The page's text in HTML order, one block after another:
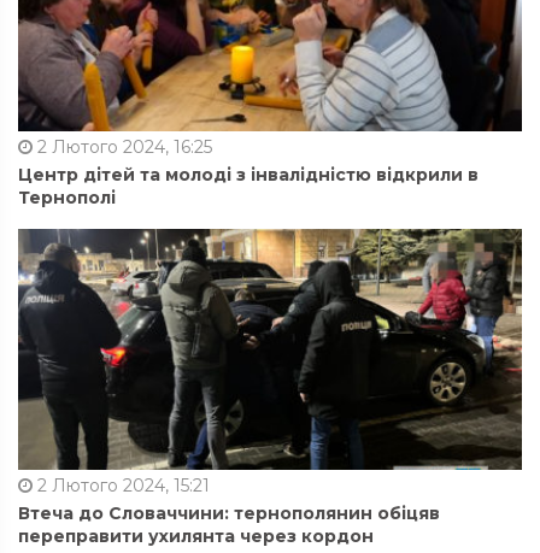
2 Лютого 2024, 16:25
Центр дітей та молоді з інвалідністю відкрили в
Тернополі
2 Лютого 2024, 15:21
Втеча до Словаччини: тернополянин обіцяв
переправити ухилянта через кордон